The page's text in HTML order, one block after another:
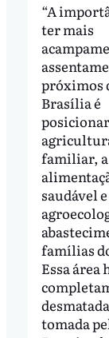
“A
ter mais
próximos
Brasília é
familiar, a
saudável
famílias
Essa área
tomada